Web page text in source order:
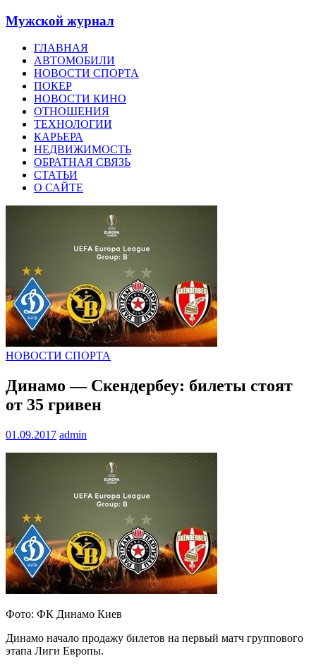
Мужской журнал
ГЛАВНАЯ
АВТОМОБИЛИ
НОВОСТИ СПОРТА
ПОКЕР
НОВОСТИ КИНО
ОТНОШЕНИЯ
ТЕХНОЛОГИИ
КАРЬЕРА
НЕДВИЖИМОСТЬ
ОБРАТНАЯ СВЯЗЬ
СТАТЬИ
О САЙТЕ
НОВОСТИ СПОРТА
Динамо — Скендербеу: билеты стоят
от 35 гривен
01.09.2017 admin
Фото: ФК Динамо Киев
Динамо начало продажу билетов на первый матч группового
этапа Лиги Европы.